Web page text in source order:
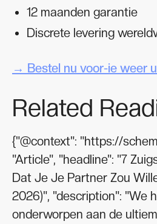
12 maanden garantie
Discrete levering
→ Bestel nu voor-ie weer
Related
{"@context": "https://
"Article", "headline": "7
Dat Je Je Partner Zou
2026)", "description": "We
onderworpen aan de